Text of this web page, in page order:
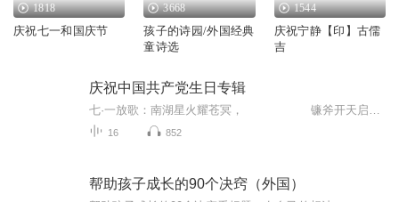
1818
庆祝七一和国庆节
3668
孩子的诗园/外国经典
童诗选
1544
庆祝宁静【印】古儒
吉
庆祝中国共产党生日专辑
16 852
帮助孩子成长的90个决窍（外国）